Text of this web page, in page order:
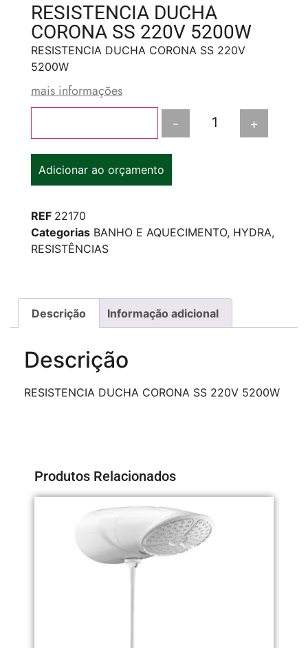
RESISTENCIA DUCHA
CORONA SS 220V 5200W
RESISTENCIA DUCHA CORONA SS 220V
5200W
mais informações
- +
Adicionar ao orçamento
REF 22170
Categorias BANHO E AQUECIMENTO, HYDRA,
RESISTÊNCIAS
Descrição Informação adicional
Descrição
RESISTENCIA DUCHA CORONA SS 220V 5200W
Produtos Relacionados